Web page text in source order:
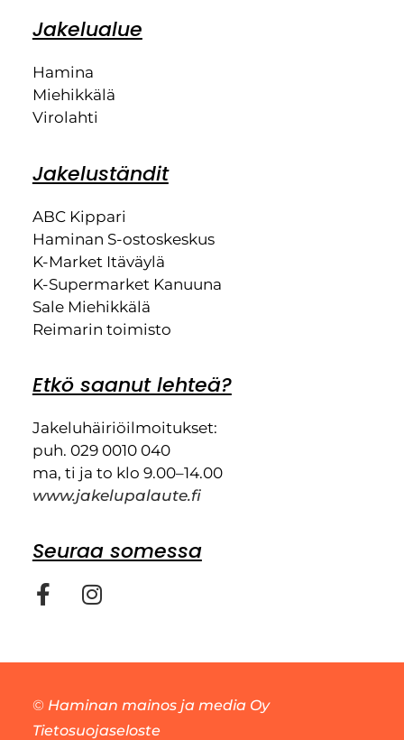
Jakelualue
Hamina
Miehikkälä
Virolahti
Jakeluständit
ABC Kippari
Haminan S-ostoskeskus
K-Market Itäväylä
K-Supermarket Kanuuna
Sale Miehikkälä
Reimarin toimisto
Etkö saanut lehteä?
Jakeluhäiriöilmoitukset:
puh. 029 0010 040
ma, ti ja to klo 9.00–14.00
www.jakelupalaute.fi
Seuraa somessa
© Haminan mainos ja media Oy
Tietosuojaseloste